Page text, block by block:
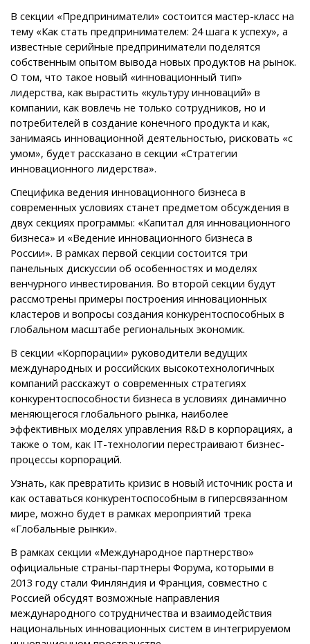
В секции «Предприниматели» состоится мастер-класс на
тему «Как стать предпринимателем: 24 шага к успеху», а
известные серийные предприниматели поделятся
собственным опытом вывода новых продуктов на рынок.
О том, что такое новый «инновационный тип»
лидерства, как вырастить «культуру инноваций» в
компании, как вовлечь не только сотрудников, но и
потребителей в создание конечного продукта и как,
занимаясь инновационной деятельностью, рисковать «с
умом», будет рассказано в секции «Стратегии
инновационного лидерства».
Специфика ведения инновационного бизнеса в
современных условиях станет предметом обсуждения в
двух секциях программы: «Капитал для инновационного
бизнеса» и «Ведение инновационного бизнеса в
России». В рамках первой секции состоится три
панельных дискуссии об особенностях и моделях
венчурного инвестирования. Во второй секции будут
рассмотрены примеры построения инновационных
кластеров и вопросы создания конкурентоспособных в
глобальном масштабе региональных экономик.
В секции «Корпорации» руководители ведущих
международных и российских высокотехнологичных
компаний расскажут о современных стратегиях
конкурентоспособности бизнеса в условиях динамично
меняющегося глобального рынка, наиболее
эффективных моделях управления R&D в корпорациях, а
также о том, как IT-технологии перестраивают бизнес-
процессы корпораций.
Узнать, как превратить кризис в новый источник роста и
как оставаться конкурентоспособным в гиперсвязанном
мире, можно будет в рамках мероприятий трека
«Глобальные рынки».
В рамках секции «Международное партнерство»
официальные страны-партнеры Форума, которыми в
2013 году стали Финляндия и Франция, совместно с
Россией обсудят возможные направления
международного сотрудничества и взаимодействия
национальных инновационных систем в интегрируемом